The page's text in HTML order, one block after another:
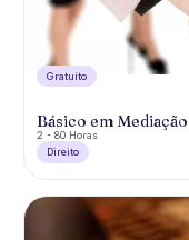
Gratuíto
Básico em
2 - 80 Horas
Direito